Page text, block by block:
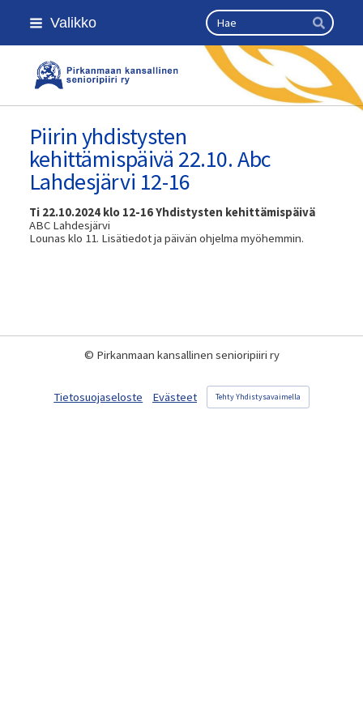
Siirry
sivun
Valikko Haku
Hae
Pirkanmaan kansallinen
Piirin yhdistysten
kehittämispäivä 22.10. Abc
Lahdesjärvi 12-16
Ti 22.10.2024 klo 12-16 Yhdistysten kehittämispäivä
ABC Lahdesjärvi
Lounas klo 11. Lisätiedot ja päivän ohjelma myöhemmin.
© Pirkanmaan kansallinen senioripiiri ry
Tietosuojaseloste Evästeet Tehty Yhdistysavaimella